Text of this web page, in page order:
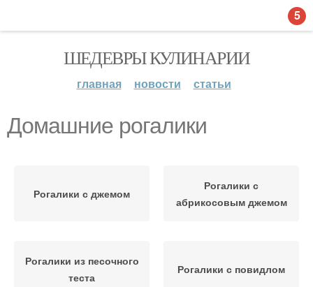
ШЕДЕВРЫ КУЛИНАРИИ
главная новости статьи
Домашние рогалики
Рогалики с джемом
Рогалики с
абрикосовым джемом
Рогалики из песочного
теста
Рогалики с повидлом
5